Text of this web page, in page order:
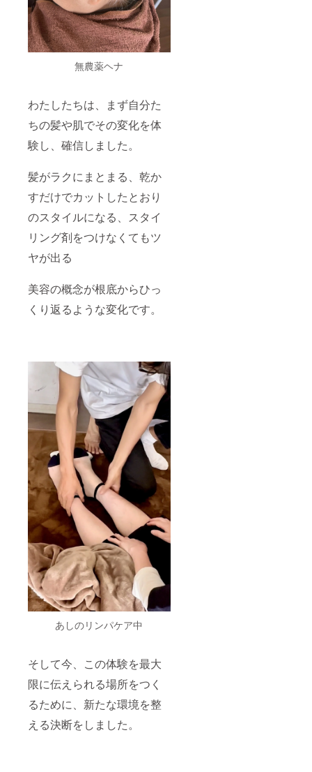
無農薬ヘナ
わたしたちは、まず自分た
ちの髪や肌でその変化を体
験し、確信しました。
髪がラクにまとまる、乾か
すだけでカットしたとおり
のスタイルになる、スタイ
リング剤をつけなくてもツ
ヤが出る
美容の概念が根底からひっ
くり返るような変化です。
あしのリンパケア中
そして今、この体験を最大
限に伝えられる場所をつく
るために、新たな環境を整
える決断をしました。